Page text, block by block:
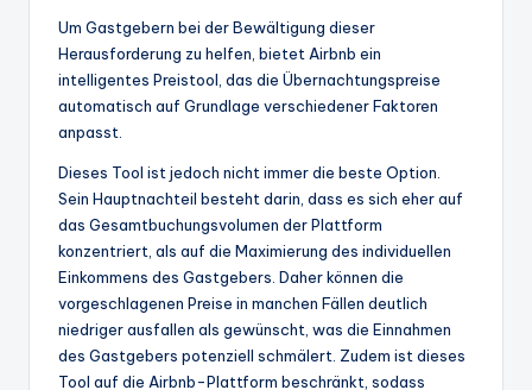
Um Gastgebern bei der Bewältigung dieser
Herausforderung zu helfen, bietet Airbnb ein
intelligentes Preistool, das die Übernachtungspreise
automatisch auf Grundlage verschiedener Faktoren
anpasst.
Dieses Tool ist jedoch nicht immer die beste Option.
Sein Hauptnachteil besteht darin, dass es sich eher auf
das Gesamtbuchungsvolumen der Plattform
konzentriert, als auf die Maximierung des individuellen
Einkommens des Gastgebers. Daher können die
vorgeschlagenen Preise in manchen Fällen deutlich
niedriger ausfallen als gewünscht, was die Einnahmen
des Gastgebers potenziell schmälert. Zudem ist dieses
Tool auf die Airbnb-Plattform beschränkt, sodass